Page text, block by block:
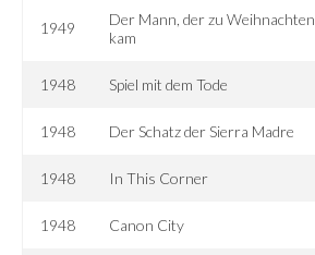
1949
Der Mann, der zu Weihnachten
kam
1948 Spiel mit dem Tode
1948 Der Schatz der Sierra Madre
1948 In This Corner
1948 Canon City